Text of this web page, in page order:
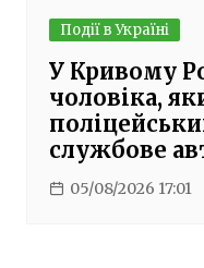
Події в Україні
У Кривому
чоловіка,
службове
05/08/2026 17:01